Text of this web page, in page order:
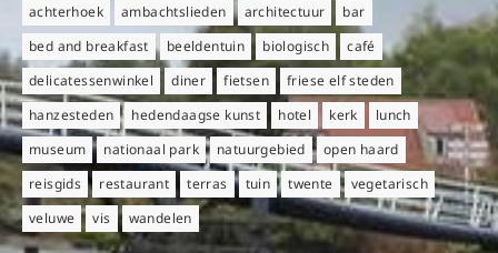
achterhoek ambachtslieden architectuur
bar
bed and breakfast
beeldentuin biologisch
café
delicatessenwinkel
diner fietsen
friese elf steden
hanzesteden
hedendaagse kunst hotel kerk
lunch
museum
nationaal park natuurgebied
open haard
reisgids
restaurant terras tuin twente
vegetarisch
veluwe
vis wandelen